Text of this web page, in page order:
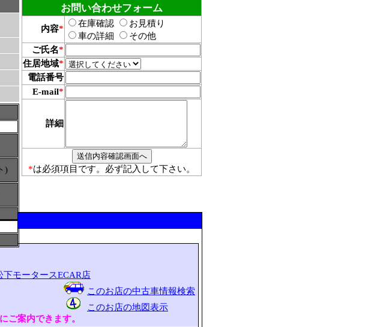
)
お問い合わせフォーム
内容*
在庫確認
お見積り
車の詳細
その他
ご氏名*
住居地域*
電話番号
E-mail*
詳細
*は必須項目です。必ず記入して下さい。
モータースECAR店
このお店の中古車情報検索
このお店の地図表示
ご案内できます。